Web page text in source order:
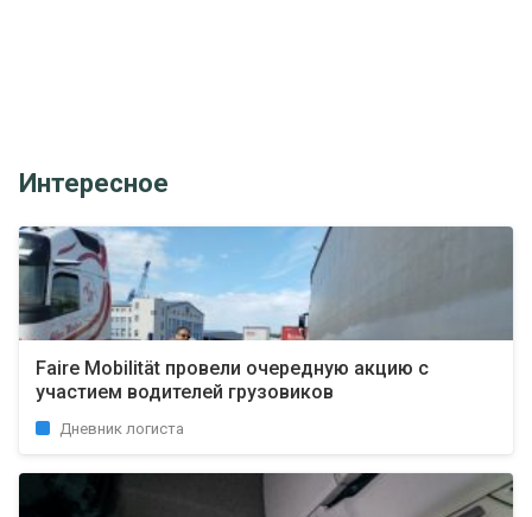
Интересное
Faire Mobilität провели очередную акцию с
участием водителей грузовиков
Дневник логиста